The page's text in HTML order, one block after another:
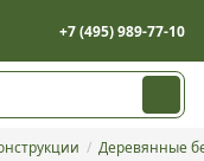
+7 (495) 989-77-10
Деревянные